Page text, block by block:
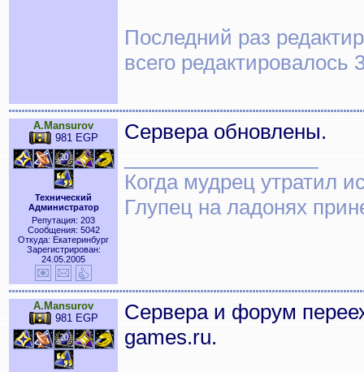
Последний раз
всего редактировалось
A.Mansurov
981 EGP
Технический
Администратор
Репутация: 203
Сообщения: 5042
Откуда: Екатеринбург
Зарегистрирован:
24.05.2005
Сервера обновлены.
Когда мудрец утратил
Глупец на ладонях
A.Mansurov
981 EGP
Сервера и форум
games.ru.